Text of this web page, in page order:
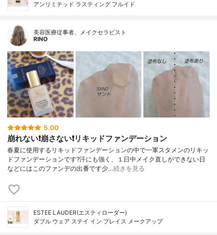
アンリミテッド ラスティング フルイド
美容医療従事者、メイクセラピスト
RINO
5.00
崩れない❗️崩さない❗️リキッドファンデーション
春夏に使用するリキッドファンデーションの中で一軍スタメンのリキッ
ドファンデーションです?汗にも強く、１日中メイク直しができない日
などにはこのファンデの出番です少…続きを見る
ESTEE LAUDER(エスティローダー)
ダブル ウェア ステイ イン プレイス メークアップ